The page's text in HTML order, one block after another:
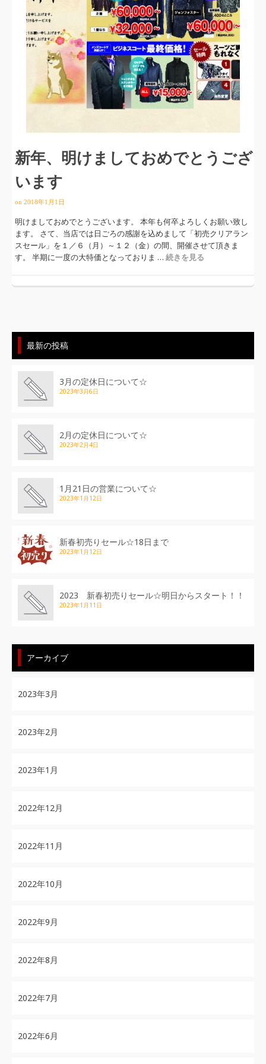
新年、明けましておめでとうござ
います
on 2018年1月1日
明けましておめでとうございます。 本年も何卒よろしくお願い致し
ます。 さて、当店では日ごろの感謝を込めまして「初売クリアラン
スセール」を１／６（月）～１２（金）の間、開催させて頂きま
す。 半期に一度の大特価となっておりま … 続きを見る
最新の投稿
3月の定休日について☆
2023年3月6日
2月の定休日について☆
2023年2月4日
1月21日の営業について☆
2023年1月12日
新春初売りセール☆18日まで
2023年1月12日
2023 新春初売りセール☆明日からスタート！！
2023年1月11日
アーカイブ
2023年3月
2023年2月
2023年1月
2022年12月
2022年11月
2022年10月
2022年9月
2022年8月
2022年7月
2022年6月